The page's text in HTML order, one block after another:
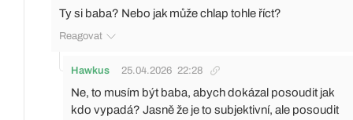
Ty si baba? Nebo jak může chlap tohle říct?
Reagovat
Hawkus 25.04.2026 22:28
Ne, to musím být baba, abych dokázal posoudit jak
kdo vypadá? Jasně že je to subjektivní, ale posoudit